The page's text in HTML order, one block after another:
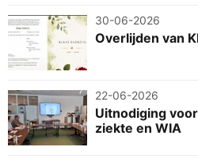
30-06-2026
Overlijden van
22-06-2026
Uitnodiging
ziekte en WIA